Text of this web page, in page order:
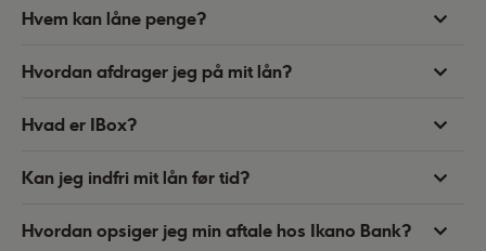
Hvem kan låne penge?
Hvordan afdrager jeg på mit lån?
Hvad er IBox?
Kan jeg indfri mit lån før tid?
Hvordan opsiger jeg min aftale hos Ikano Bank?